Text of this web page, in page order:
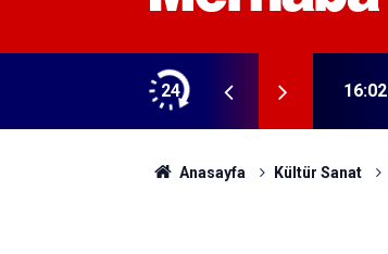
24
tamam! Başkandan ilk mesaj 16:02
Anasayfa Kültür Sanat